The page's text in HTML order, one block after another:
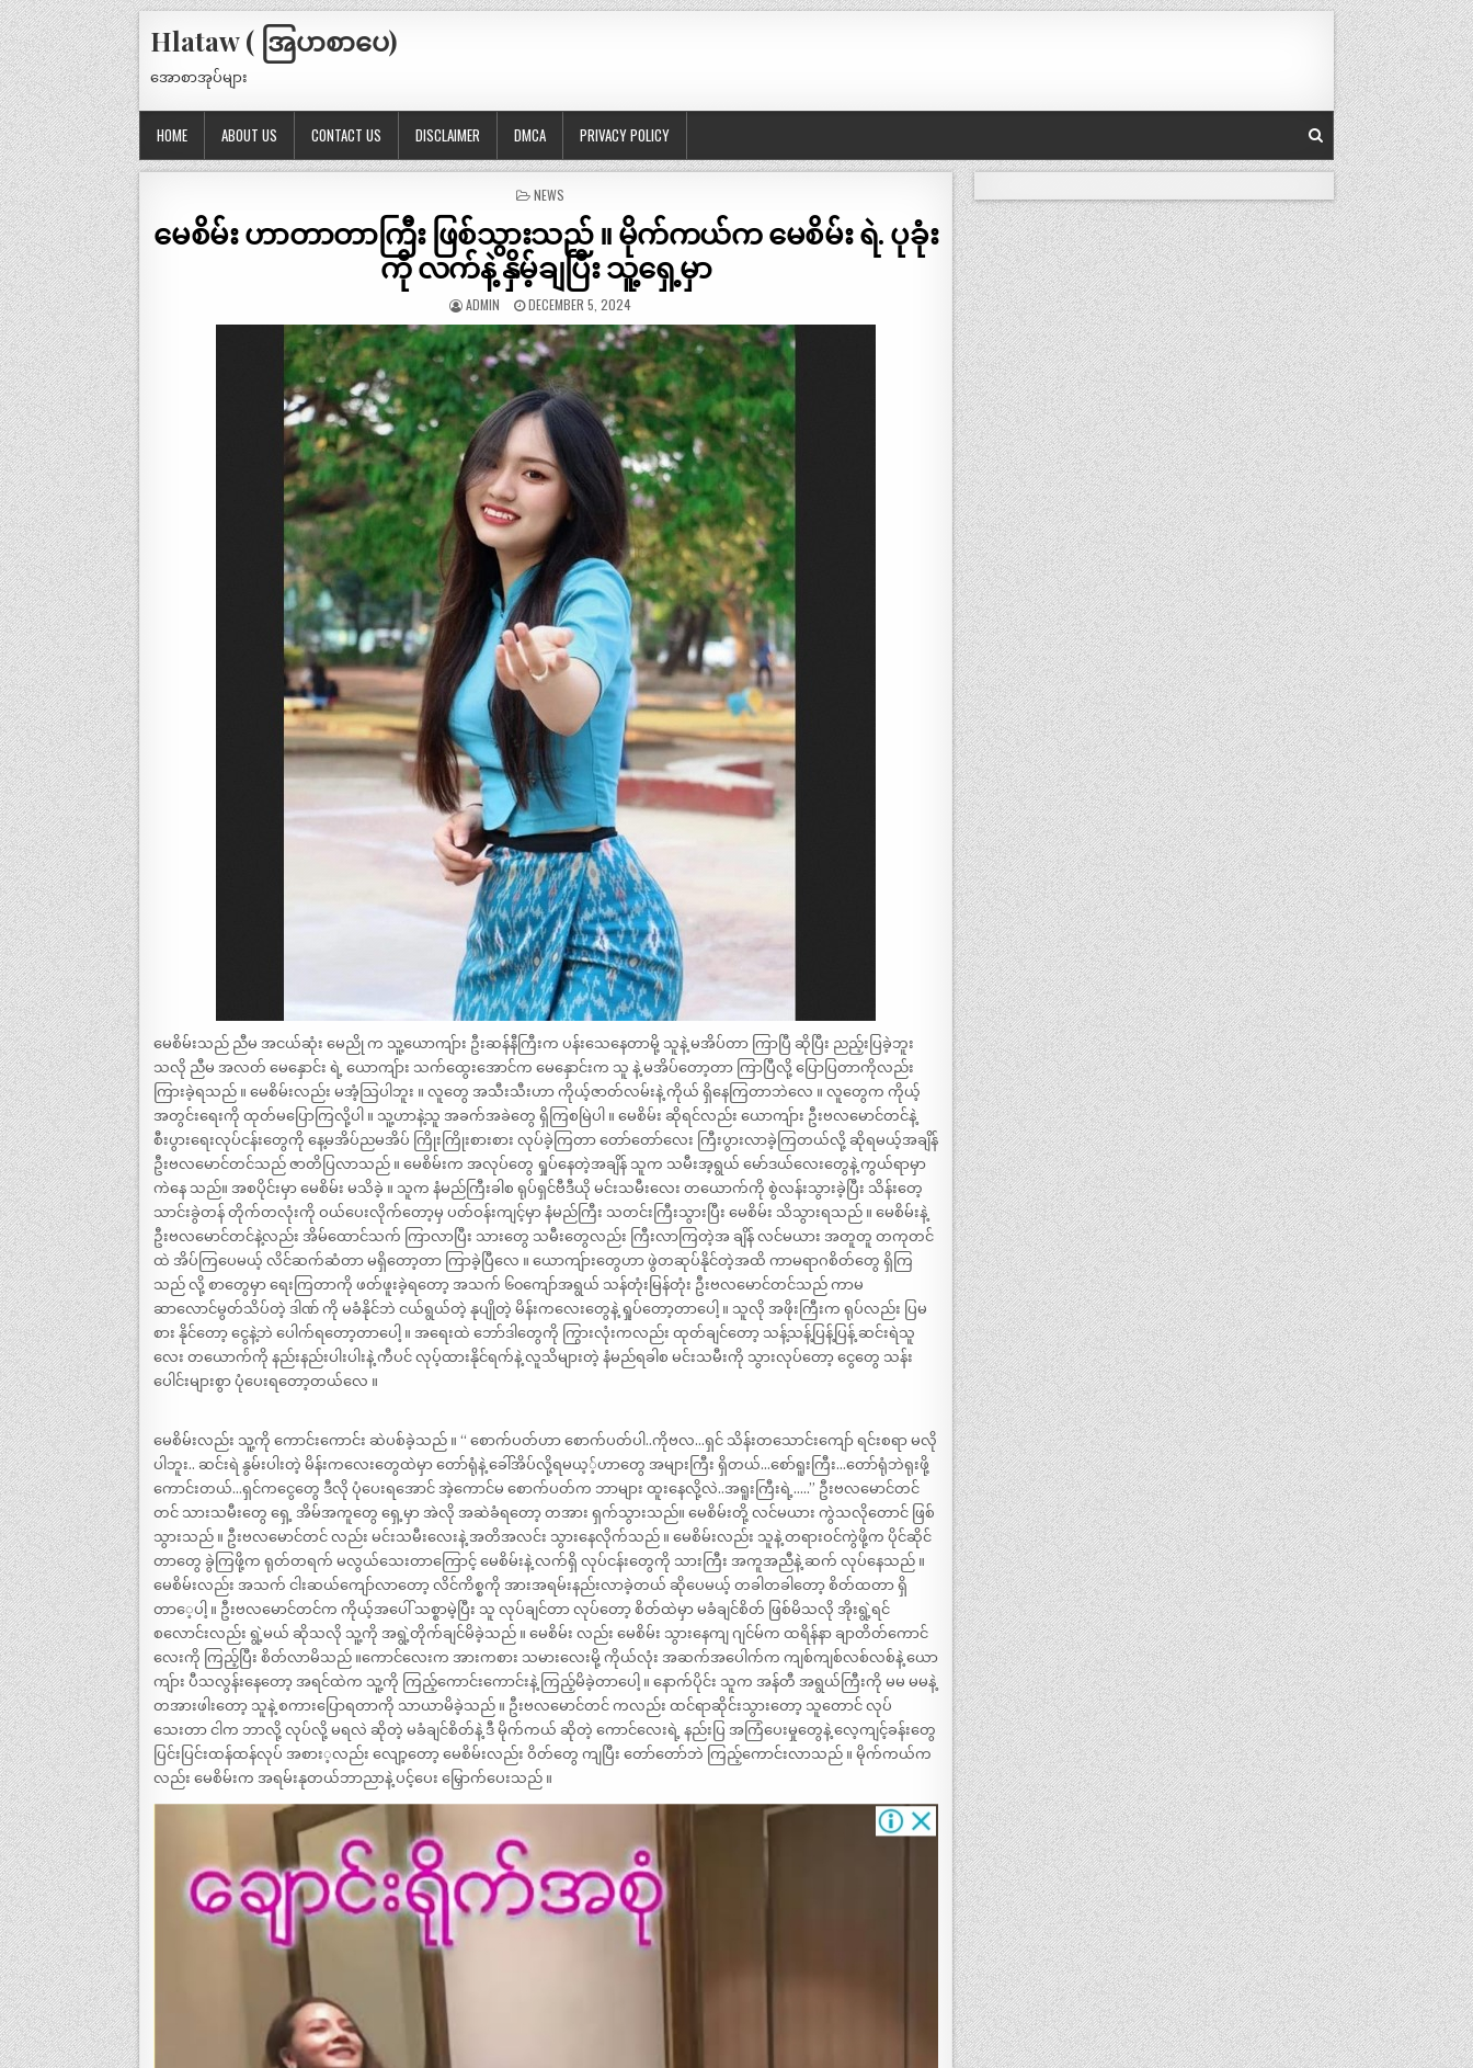
Hlataw ( အြပာစာပေ)
အောစာအုပ်များ
HOME ABOUT US CONTACT US DISCLAIMER DMCA PRIVACY POLICY
POSTED
NEWS
မေစိမ်း ဟာတာတာကြီး ဖြစ်သွားသည် ။ မိုက်ကယ်က မေစိမ်း ရဲ. ပုခုံး
ကို လက်နဲ့ နှိမ့်ချပြီး သူ့ရှေ့မှာ
ADMIN DECEMBER 5, 2024
မေစိမ်းသည် ညီမ အငယ်ဆုံး မေညို က သူ့ယောကျ်ား ဦးဆန်နီကြီးက ပန်းသေနေတာမို့ သူနဲ့ မအိပ်တာ ကြာပြီ ဆိုပြီး ညည့်းပြခဲ့ဘူး
သလို ညီမ အလတ် မေနှောင်း ရဲ့ ယောကျ်ား သက်ထွေးအောင်က မေနှောင်းက သူ နဲ့ မအိပ်တော့တာ ကြာပြီလို့ ပြောပြတာကိုလည်း
ကြားခဲ့ရသည် ။ မေစိမ်းလည်း မအံ့သြပါဘူး ။ လူတွေ အသီးသီးဟာ ကိုယ့်ဇာတ်လမ်းနဲ့ ကိုယ် ရှိနေကြတာဘဲလေ ။ လူတွေက ကိုယ့်
အတွင်းရေးကို ထုတ်မပြောကြလို့ပါ ။ သူ့ဟာနဲ့သူ အခက်အခဲတွေ ရှိကြစမြဲပါ ။ မေစိမ်း ဆိုရင်လည်း ယောကျ်ား ဦးဗလမောင်တင်နဲ့
စီးပွားရေးလုပ်ငန်းတွေကို နေ့မအိပ်ညမအိပ် ကြိုးကြိုးစားစား လုပ်ခဲ့ကြတာ တော်တော်လေး ကြီးပွားလာခဲ့ကြတယ်လို့ ဆိုရမယ့်အချိန်
ဦးဗလမောင်တင်သည် ဇာတိပြလာသည် ။ မေစိမ်းက အလုပ်တွေ ရှုပ်နေတဲ့အချိန် သူက သမီးအ့ရွယ် မော်ဒယ်လေးတွေနဲ့ ကွယ်ရာမှာ
ကဲနေ သည်။ အစပိုင်းမှာ မေစိမ်း မသိခဲ့ ။ သူက နံမည်ကြီးခါစ ရုပ်ရှင်ဗီဒီယို မင်းသမီးလေး တယောက်ကို စွဲလန်းသွားခဲ့ပြီး သိန်းတေ့
သာင်းခွဲတန် တိုက်တလုံးကို ဝယ်ပေးလိုက်တော့မှ ပတ်ဝန်းကျင့်မှာ နံမည်ကြီး သတင်းကြီးသွားပြီး မေစိမ်း သိသွားရသည် ။ မေစိမ်းနဲ့
ဦးဗလမောင်တင်နဲ့လည်း အိမ်ထောင်သက် ကြာလာပြီး သားတွေ သမီးတွေလည်း ကြီးလာကြတဲ့အ ချိန် လင်မယား အတူတူ တကုတင်
ထဲ အိပ်ကြပေမယ့် လိင်ဆက်ဆံတာ မရှိတော့တာ ကြာခဲ့ပြီလေ ။ ယောကျ်ားတွေဟာ ဖွဲတဆုပ်နိုင်တဲ့အထိ ကာမရာဂစိတ်တွေ ရှိကြ
သည် လို့ စာတွေမှာ ရေးကြတာကို ဖတ်ဖူးခဲ့ရတော့ အသက် ၆၀ကျော်အရွယ် သန်တုံးမြန်တုံး ဦးဗလမောင်တင်သည် ကာမ
ဆာလောင်မွတ်သိပ်တဲ့ ဒါဏ် ကို မခံနိုင်ဘဲ ငယ်ရွယ်တဲ့ နုပျိုတဲ့ မိန်းကလေးတွေနဲ့ ရှုပ်တော့တာပေါ့ ။ သူလို အဖိုးကြီးက ရုပ်လည်း ပြမ
စား နိုင်တော့ ငွေနဲ့ဘဲ ပေါက်ရတော့တာပေါ့ ။ အရေးထဲ ဘော်ဒါတွေကို ကြွားလုံးကလည်း ထုတ်ချင်တော့ သန့်သန့်ပြန့်ပြန့် ဆင်းရဲသူ
လေး တယောက်ကို နည်းနည်းပါးပါးနဲ့ ကီပင် လုပ့်ထားနိုင်ရက်နဲ့ လူသိများတဲ့ နံမည်ရခါစ မင်းသမီးကို သွားလုပ်တော့ ငွေတွေ သန်း
ပေါင်းများစွာ ပုံပေးရတော့တယ်လေ ။
မေစိမ်းလည်း သူ့ကို ကောင်းကောင်း ဆဲပစ်ခဲ့သည် ။ “ စောက်ပတ်ဟာ စောက်ပတ်ပါ..ကိုဗလ…ရှင် သိန်းတသောင်းကျော် ရင်းစရာ မလို
ပါဘူး.. ဆင်းရဲ နွမ်းပါးတဲ့ မိန်းကလေးတွေထဲမှာ တော်ရုံနဲ့ ခေါ်အိပ်လို့ရမယ့့်ဟာတွေ အများကြီး ရှိတယ်…စော်ရူးကြီး…တော်ရုံဘဲရုးဖို့
ကောင်းတယ်…ရှင်ကငွေတွေ ဒီလို ပုံပေးရအောင် အဲ့ကောင်မ စောက်ပတ်က ဘာများ ထူးနေလို့လဲ..အရူးကြီးရဲ့…..” ဦးဗလမောင်တင်
တင် သားသမီးတွေ ရှေ့ အိမ်အကူတွေ ရှေ့မှာ အဲလို အဆဲခံရတော့ တအား ရှက်သွားသည်။ မေစိမ်းတို့ လင်မယား ကွဲသလိုတောင် ဖြစ်
သွားသည် ။ ဦးဗလမောင်တင် လည်း မင်းသမီးလေးနဲ့ အတိအလင်း သွားနေလိုက်သည် ။ မေစိမ်းလည်း သူနဲ့ တရားဝင်ကွဲဖို့က ပိုင်ဆိုင်
တာတွေ ခွဲကြဖို့က ရုတ်တရက် မလွယ်သေးတာကြောင့် မေစိမ်းနဲ့ လက်ရှိ လုပ်ငန်းတွေကို သားကြီး အကူအညီနဲ့ ဆက် လုပ်နေသည် ။
မေစိမ်းလည်း အသက် ငါးဆယ်ကျော်လာတော့ လိင်ကိစ္စကို အားအရမ်းနည်းလာခဲ့တယ် ဆိုပေမယ့် တခါတခါတော့ စိတ်ထတာ ရှိ
တာေ့ပါ့ ။ ဦးဗလမောင်တင်က ကိုယ့်အပေါ် သစ္စာမဲ့ပြီး သူ လုပ်ချင်တာ လုပ်တော့ စိတ်ထဲမှာ မခံချင်စိတ် ဖြစ်မိသလို အိုးရွဲ့ရင်
စလောင်းလည်း ရွဲ့မယ် ဆိုသလို သူ့ကို အရွဲ့တိုက်ချင်မိခဲ့သည် ။ မေစိမ်း လည်း မေစိမ်း သွားနေကျ ဂျင်မ်က ထရိန်နာ ချာတိတ်ကောင်
လေးကို ကြည့်ပြီး စိတ်လာမိသည် ။ကောင်လေးက အားကစား သမားလေးမို့ ကိုယ်လုံး အဆက်အပေါက်က ကျစ်ကျစ်လစ်လစ်နဲ့ ယော
ကျ်ား ပီသလွန်းနေတော့ အရင်ထဲက သူ့ကို ကြည့်ကောင်းကောင်းနဲ့ ကြည့်မိခဲ့တာပေါ့ ။ နောက်ပိုင်း သူက အန်တီ အရွယ်ကြီးကို မမ မမနဲ့
တအားဖါးတော့ သူနဲ့ စကားပြောရတာကို သာယာမိခဲ့သည် ။ ဦးဗလမောင်တင် ကလည်း ထင်ရာဆိုင်းသွားတော့ သူတောင် လုပ်
သေးတာ ငါက ဘာလို့ လုပ်လို့ မရလဲ ဆိုတဲ့ မခံချင်စိတ်နဲ့ ဒီ မိုက်ကယ် ဆိုတဲ့ ကောင်လေးရဲ့ နည်းပြ အကြံပေးမှုတွေနဲ့ လေ့ကျင့်ခန်းတွေ
ပြင်းပြင်းထန်ထန်လုပ် အစား့လည်း လျော့တော့ မေစိမ်းလည်း ဝိတ်တွေ ကျပြီး တော်တော်ဘဲ ကြည့်ကောင်းလာသည် ။ မိုက်ကယ်က
လည်း မေစိမ်းက အရမ်းနုတယ်ဘာညာနဲ့ ပင့်ပေး မြှောက်ပေးသည် ။